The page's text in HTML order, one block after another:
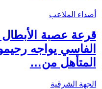
أصداء الملاعب
قرعة عصبة الأبطال
الفاسي يواجه
المتأهل من…
الجهة الشرقية